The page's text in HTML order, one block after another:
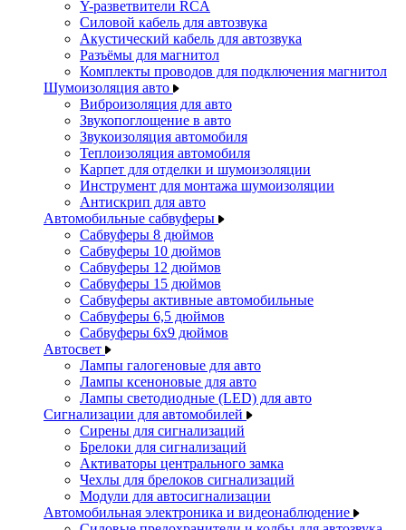
Y-разветвители RCA
Силовой кабель для автозвука
Акустический кабель для автозвука
Разъёмы для магнитол
Комплекты проводов для подключения магнитол
Шумоизоляция авто
Виброизоляция для авто
Звукопоглощение в авто
Звукоизоляция автомобиля
Теплоизоляция автомобиля
Карпет для отделки и шумоизоляции
Инструмент для монтажа шумоизоляции
Антискрип для авто
Автомобильные сабвуферы
Сабвуферы 8 дюймов
Сабвуферы 10 дюймов
Сабвуферы 12 дюймов
Сабвуферы 15 дюймов
Сабвуферы активные автомобильные
Сабвуферы 6,5 дюймов
Сабвуферы 6x9 дюймов
Автосвет
Лампы галогеновые для авто
Лампы ксеноновые для авто
Лампы светодиодные (LED) для авто
Сигнализации для автомобилей
Сирены для сигнализаций
Брелоки для сигнализаций
Активаторы центрального замка
Чехлы для брелоков сигнализаций
Модули для автосигнализации
Автомобильная электроника и видеонаблюдение